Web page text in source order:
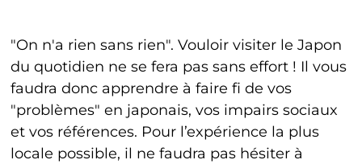
"On n'a rien sans rien". Vouloir visiter le Japon
du quotidien ne se fera pas sans effort ! Il vous
faudra donc apprendre à faire fi de vos
"problèmes" en japonais, vos impairs sociaux
et vos références. Pour l’expérience la plus
locale possible, il ne faudra pas hésiter à